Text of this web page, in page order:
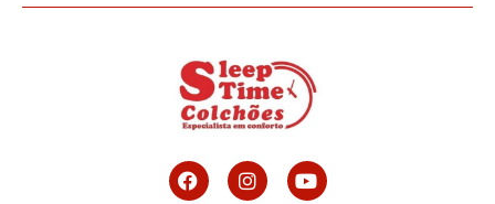
Cabeceiras